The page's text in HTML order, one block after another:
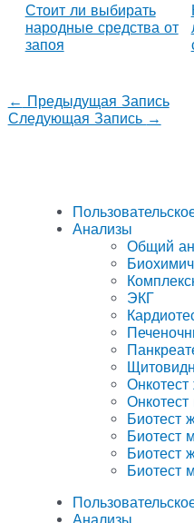
Стоит ли выбирать
народные средства от
запоя
← Предыдущая Запись
Следующая Запись →
Анализы
Общий
ЭКГ
Онкотест
Биотест
Биотест
Биотест
Биотест